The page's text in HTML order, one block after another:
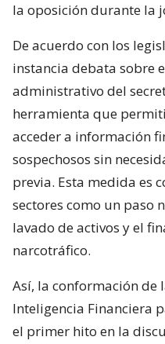
la oposición durante la
De acuerdo con los
instancia debata sobre
administrativo del
herramienta que
acceder a información
sospechosos sin
previa. Esta medida es
sectores como un paso
lavado de activos y el
narcotráfico.
Así, la conformación de
Inteligencia Financiera
el primer hito en la